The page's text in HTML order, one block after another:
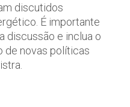
discutidos
É importante
discussão e inclua o
de novas políticas